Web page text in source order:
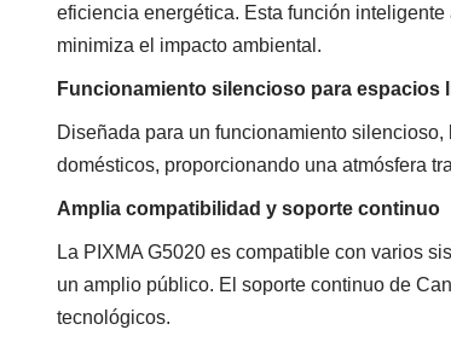
eficiencia energética. Esta función
minimiza el impacto ambiental.
Funcionamiento silencioso para espacios
Diseñada para un funcionamiento
domésticos, proporcionando una atmósfera
Amplia compatibilidad y soporte continuo
La PIXMA G5020 es compatible con varios
un amplio público. El soporte continuo de
tecnológicos.